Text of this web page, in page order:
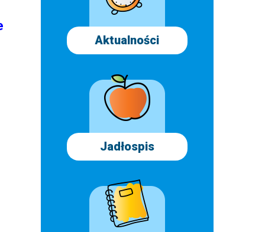
Aktualności
Jadłospis